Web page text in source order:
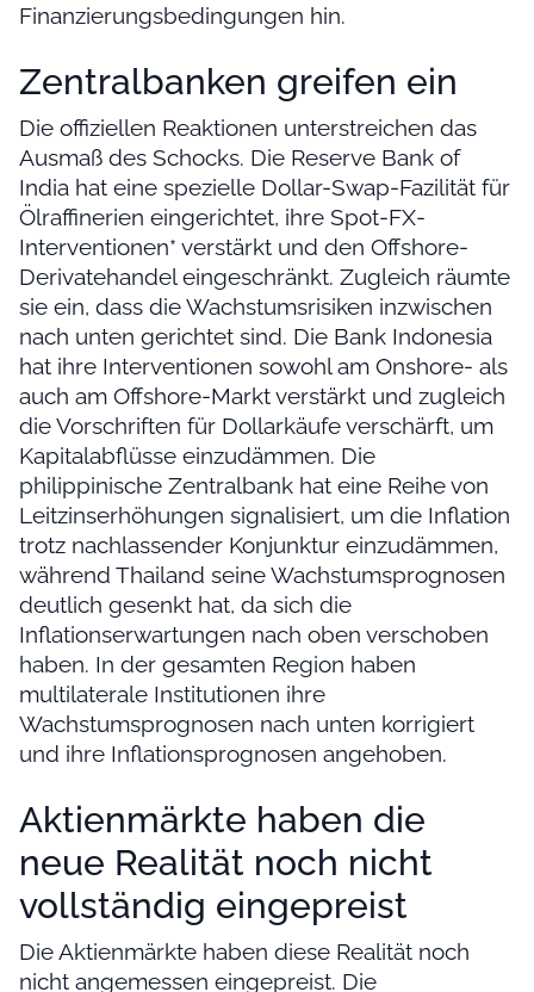
Finanzierungsbedingungen hin.
Zentralbanken greifen ein
Die offiziellen Reaktionen unterstreichen das
Ausmaß des Schocks. Die Reserve Bank of
India hat eine spezielle Dollar-Swap-Fazilität für
Ölraffinerien eingerichtet, ihre Spot-FX-
Interventionen* verstärkt und den Offshore-
Derivatehandel eingeschränkt. Zugleich räumte
sie ein, dass die Wachstumsrisiken inzwischen
nach unten gerichtet sind. Die Bank Indonesia
hat ihre Interventionen sowohl am Onshore- als
auch am Offshore-Markt verstärkt und zugleich
die Vorschriften für Dollarkäufe verschärft, um
Kapitalabflüsse einzudämmen. Die
philippinische Zentralbank hat eine Reihe von
Leitzinserhöhungen signalisiert, um die Inflation
trotz nachlassender Konjunktur einzudämmen,
während Thailand seine Wachstumsprognosen
deutlich gesenkt hat, da sich die
Inflationserwartungen nach oben verschoben
haben. In der gesamten Region haben
multilaterale Institutionen ihre
Wachstumsprognosen nach unten korrigiert
und ihre Inflationsprognosen angehoben.
Aktienmärkte haben die
neue Realität noch nicht
vollständig eingepreist
Die Aktienmärkte haben diese Realität noch
nicht angemessen eingepreist. Die